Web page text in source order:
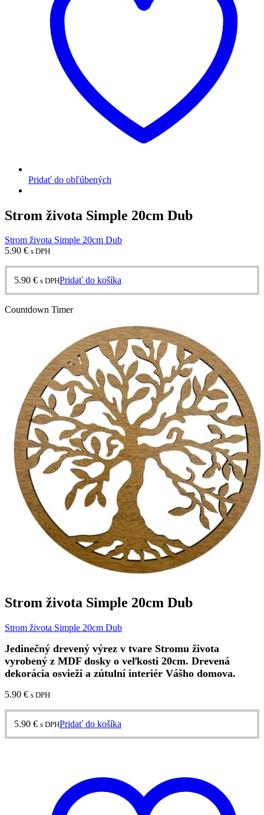
Pridať do obľúbených
Strom života Simple 20cm Dub
Strom života Simple 20cm Dub
5.90 € s DPH
5.90 € s DPHPridať do košíka
Countdown Timer
Strom života Simple 20cm Dub
Strom života Simple 20cm Dub
Jedinečný drevený výrez v tvare Stromu života
vyrobený z MDF dosky o veľkosti 20cm. Drevená
dekorácia osvieži a zútulní interiér Vášho domova.
5.90 € s DPH
5.90 € s DPHPridať do košíka